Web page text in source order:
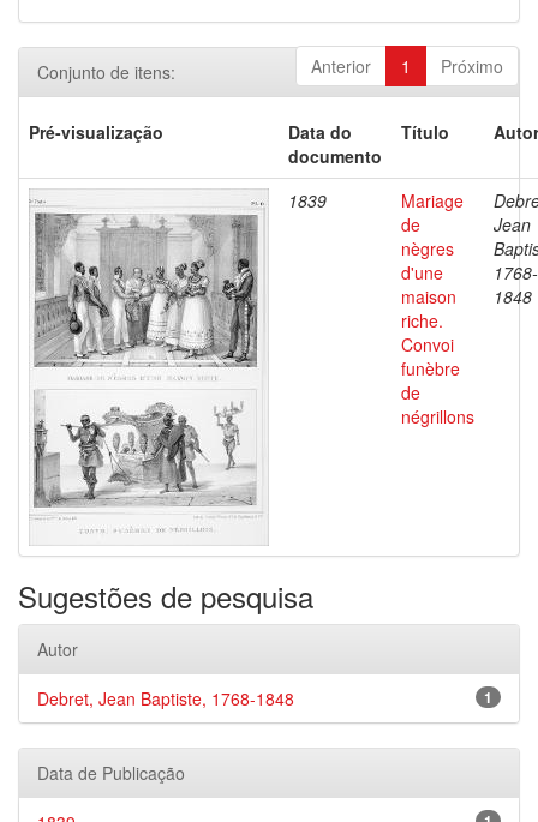
Anterior 1 Próximo
Conjunto de itens:
Pré-visualização
Data do
documento
Título
1839
Mariage
de
nègres
d'une
maison
riche.
Convoi
funèbre
de
négrillons
Jean
1768-
1848
Sugestões de pesquisa
Autor
1
Debret, Jean Baptiste, 1768-1848
Data de Publicação